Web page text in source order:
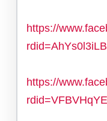
https://
https://